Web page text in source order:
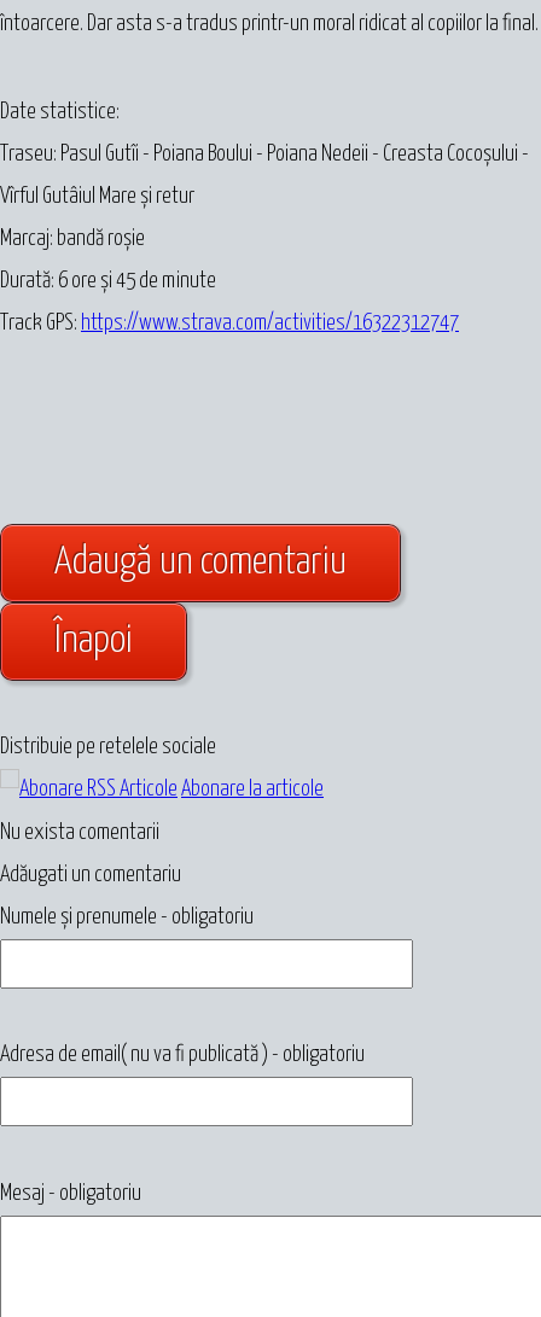
întoarcere. Dar asta s-a tradus printr-un moral ridicat al copiilor la final.
Date statistice:
Traseu: Pasul Gutîi - Poiana Boului - Poiana Nedeii - Creasta Cocoșului -
Vîrful Gutâiul Mare și retur
Marcaj: bandă roșie
Durată: 6 ore și 45 de minute
Track GPS: https://www.strava.com/activities/16322312747
Adaugă un comentariu
Înapoi
Distribuie pe retelele sociale
Abonare la articole
Nu exista comentarii
Adăugati un comentariu
Numele și prenumele - obligatoriu
Adresa de email( nu va fi publicată ) - obligatoriu
Mesaj - obligatoriu